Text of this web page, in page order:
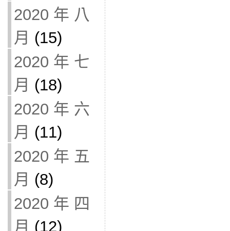
2020 年 八
月 (15)
2020 年 七
月 (18)
2020 年 六
月 (11)
2020 年 五
月 (8)
2020 年 四
月 (12)